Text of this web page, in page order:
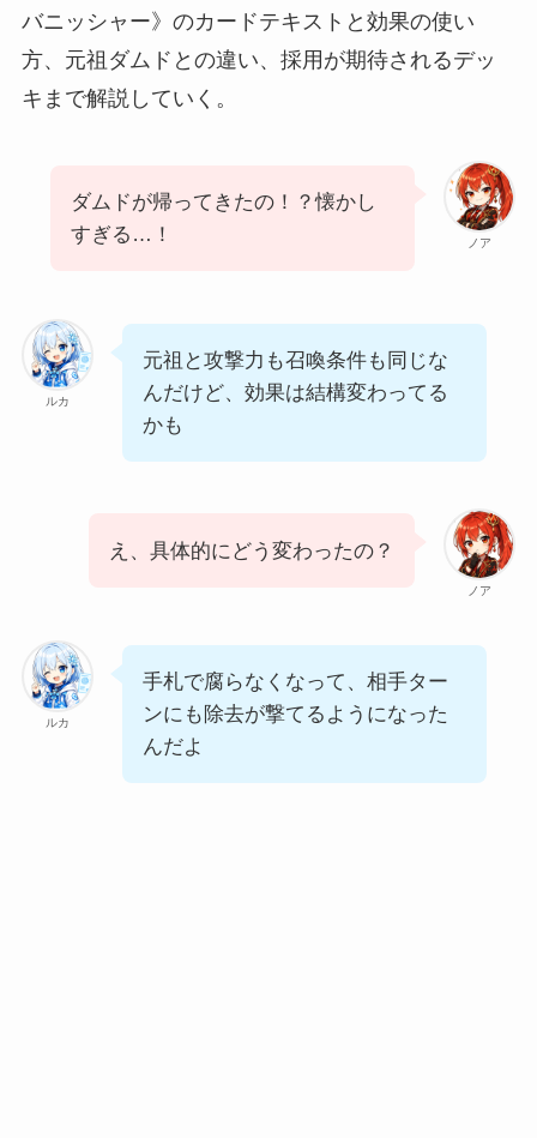
バニッシャー》のカードテキストと効果の使い
方、元祖ダムドとの違い、採用が期待されるデッ
キまで解説していく。
ノア
ダムドが帰ってきたの！？懐かし
すぎる…！
ルカ
元祖と攻撃力も召喚条件も同じな
んだけど、効果は結構変わってる
かも
ノア
え、具体的にどう変わったの？
ルカ
手札で腐らなくなって、相手ター
ンにも除去が撃てるようになった
んだよ